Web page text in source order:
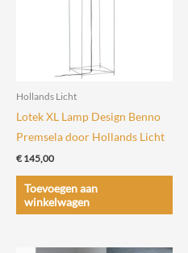
Hollands Licht
Lotek XL Lamp Design Benno
Premsela door Hollands Licht
€145,00
Toevoegen aan
winkelwagen